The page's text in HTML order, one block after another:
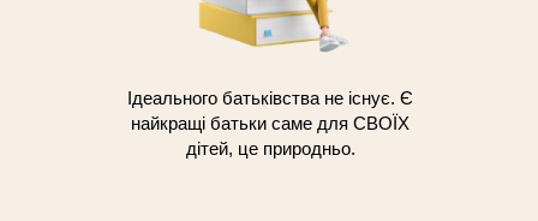
Ідеального батьківства не існує. Є
найкращі батьки саме для СВОЇХ
дітей, це природньо.